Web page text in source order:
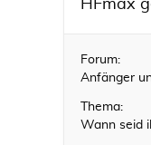
HFmax
Forum:
Anfänger
Thema:
Wann seid